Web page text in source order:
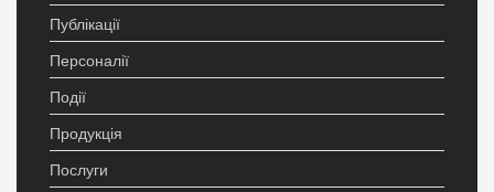
Публікації
Персоналії
Події
Продукція
Послуги